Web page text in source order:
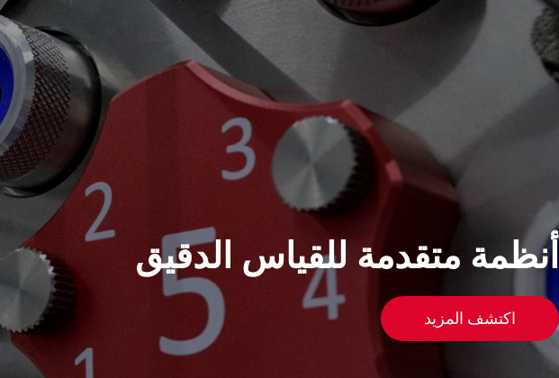
Spare Parts
أنظمة متقدمة للقياس الدقيق
اكتشف المزيد